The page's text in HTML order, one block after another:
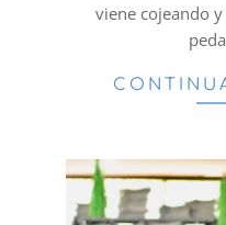
viene cojeando